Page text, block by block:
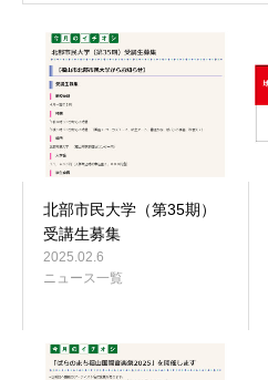
北部市民大学（第35期）
受講生募集
2025.02.6
ニュース一覧